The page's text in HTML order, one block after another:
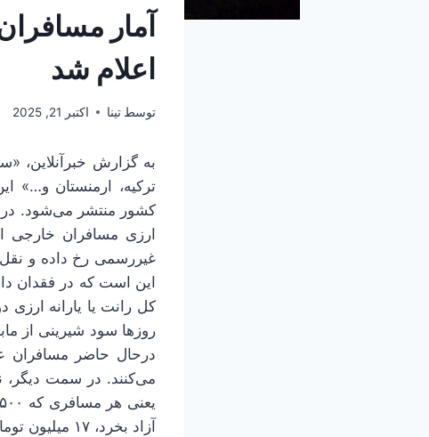
اعلام شد
توسط تینا اکتبر 21, 2025
به گزارش خبرآنلاین،
ترکیه، ارمنستان
کشور منتشر می‌شود. در
ارزی مسافران خارجی
غیررسمی رخ داده و
این است که در فقدان
کل رانت یا یارانه
روزها سود شیرینی از
آزاد بخرد، ۱۷ میلیون تومان سود کرده است.